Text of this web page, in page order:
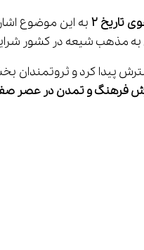
تاریخ ۲ به این موضوع
خوبی را ایجاد کرد. شاهان و
کرد و ثروتمندان
فرهنگ و تمدن در عصر